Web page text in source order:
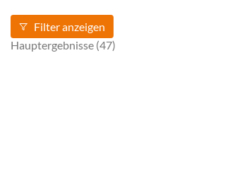
Filter anzeigen
Hauptergebnisse (47)